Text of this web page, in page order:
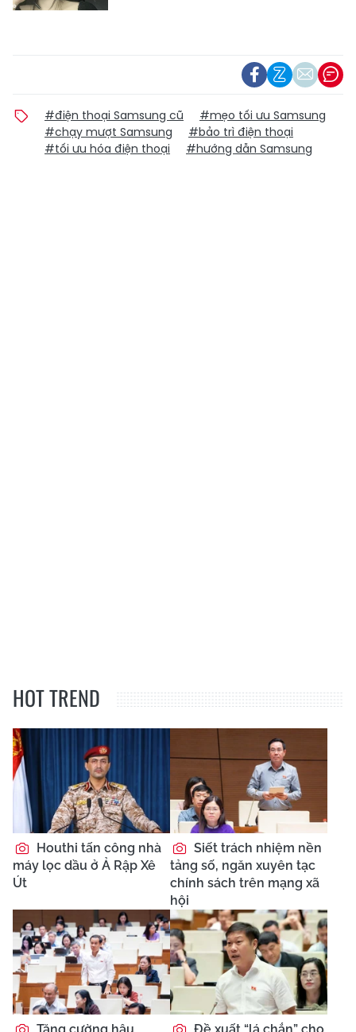
#điện thoại Samsung cũ
#mẹo tối ưu Samsung
#chạy mượt Samsung
#bảo trì điện thoại
#tối ưu hóa điện thoại
#hướng dẫn Samsung
HOT TREND
Houthi tấn công nhà
máy lọc dầu ở Ả Rập Xê
Út
Siết trách nhiệm nền
tảng số, ngăn xuyên tạc
chính sách trên mạng xã
hội
Tăng cường hậu Đề xuất “lá chắn” cho